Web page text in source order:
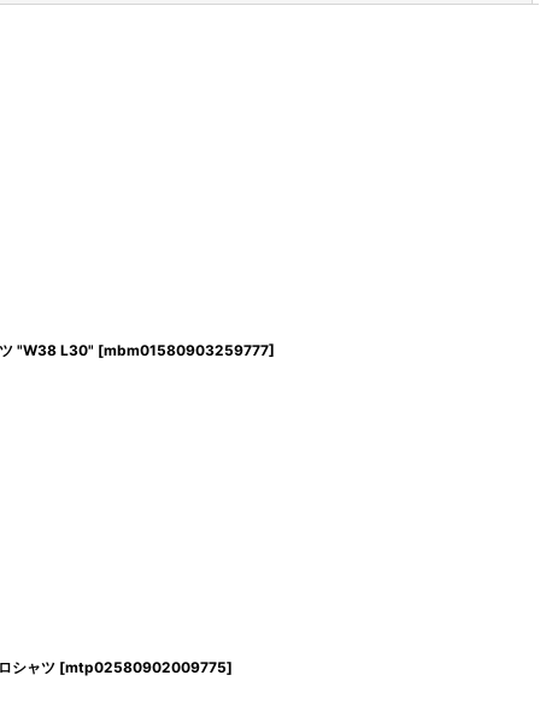
"W38 L30" [mbm01580903259777]
シャツ [mtp02580902009775]